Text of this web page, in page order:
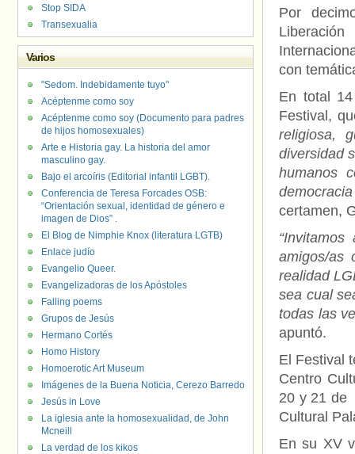
Por
con
En total
Festival,
religiosa,
diversidad
humanos
certamen,
amigos/as
realidad
sea cual
todas las
apuntó.
El Festival
Centro
20 y 21 de
Cultural
En su XV
Stop SIDA
Transexualia
Varios
"Sedom. Indebidamente tuyo"
Acéptenme como soy
Acéptenme como soy (Documento para padres
de hijos homosexuales)
Arte e Historia gay. La historia del amor
masculino gay.
Bajo el arcoíris (Editorial infantil LGBT).
Conferencia de Teresa Forcades OSB:
“Orientación sexual, identidad de género e
imagen de Dios” .
El Blog de Nimphie Knox (literatura LGTB)
Enlace judío
Evangelio Queer.
Evangelizadoras de los Apóstoles
Falling poems
Grupos de Jesús
Hermano Cortés
Homo History
Homoerotic Art Museum
Imágenes de la Buena Noticia, Cerezo Barredo
Jesús in Love
La iglesia ante la homosexualidad, de John
Mcneill
La verdad de los kikos